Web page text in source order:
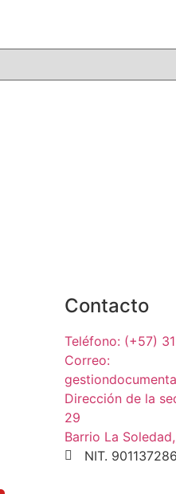
Contacto
Teléfono: (+57)
Correo:
Dirección de la
29
Barrio La
NIT.